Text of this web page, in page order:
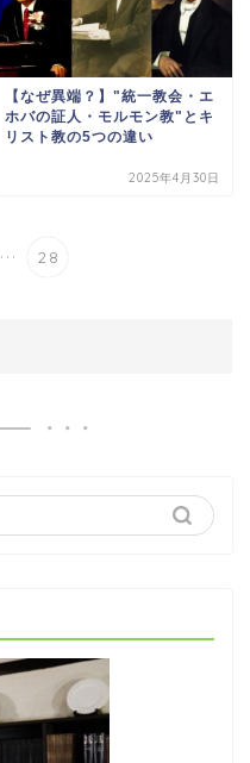
【なぜ異端？】"統一教会・エ
ホバの証人・モルモン教"とキ
リスト教の5つの違い
2025年4月30日
... 28